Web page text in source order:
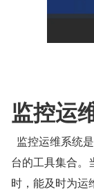
监控运
台的工具集合。
时，能及时为运